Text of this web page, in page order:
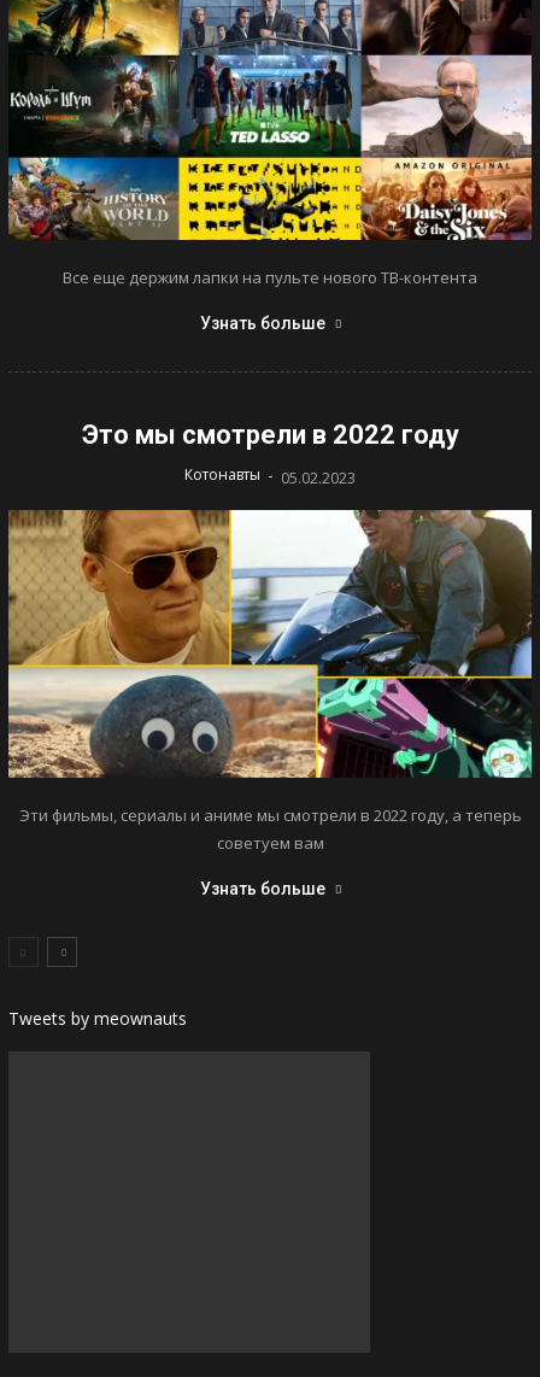
Все еще держим лапки на пульте нового ТВ-контента
Узнать больше
Это мы смотрели в 2022 году
Котонавты - 05.02.2023
Эти фильмы, сериалы и аниме мы смотрели в 2022 году, а теперь
советуем вам
Узнать больше
Tweets by meownauts